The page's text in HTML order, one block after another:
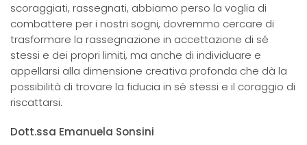
scoraggiati, rassegnati, abbiamo perso la voglia di
combattere per i nostri sogni, dovremmo cercare di
trasformare la rassegnazione in accettazione di sé
stessi e dei propri limiti, ma anche di individuare e
appellarsi alla dimensione creativa profonda che dà la
possibilità di trovare la fiducia in sé stessi e il coraggio di
riscattarsi.
Dott.ssa Emanuela Sonsini